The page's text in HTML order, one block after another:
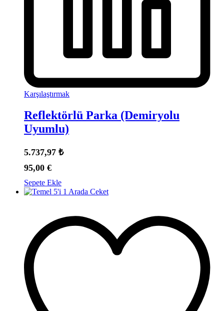
Karşılaştırmak
Reflektörlü Parka (Demiryolu
Uyumlu)
5.737,97 ₺
95,00 €
Sepete Ekle